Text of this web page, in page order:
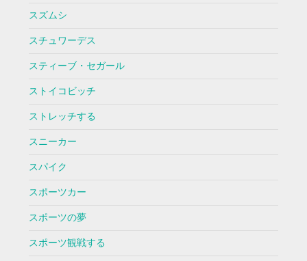
スズムシ
スチュワーデス
スティーブ・セガール
ストイコビッチ
ストレッチする
スニーカー
スパイク
スポーツカー
スポーツの夢
スポーツ観戦する